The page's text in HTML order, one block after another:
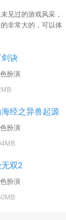
见过的游戏风采，
非常大的，可以体
诀
扮演
海经之异兽起源
扮演
双2
扮演